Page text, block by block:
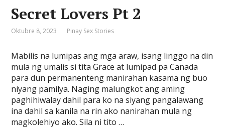
Secret Lovers Pt 2
Oktubre 8, 2023 Pinay Sex Stories
Mabilis na lumipas ang mga araw, isang linggo na din
mula ng umalis si tita Grace at lumipad pa Canada
para dun permanenteng manirahan kasama ng buo
niyang pamilya. Naging malungkot ang aming
paghihiwalay dahil para ko na siyang pangalawang
ina dahil sa kanila na rin ako nanirahan mula ng
magkolehiyo ako. Sila ni tito …